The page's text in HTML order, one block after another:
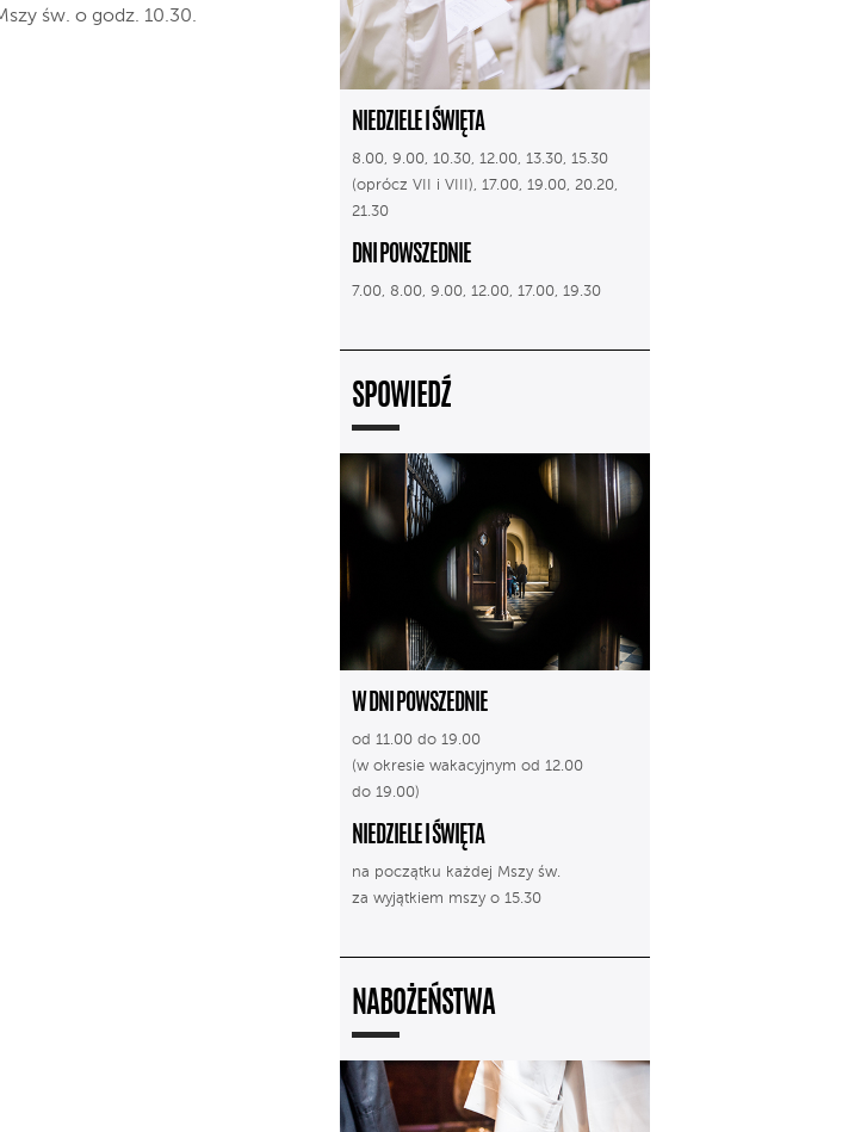
św. o godz. 10.30.
NIEDZIELE I ŚWIĘTA
8.00, 9.00, 10.30, 12.00, 13.30, 15.30
(oprócz VII i VIII), 17.00, 19.00, 20.20,
21.30
DNI POWSZEDNIE
7.00, 8.00, 9.00, 12.00, 17.00, 19.30
SPOWIEDŹ
W DNI POWSZEDNIE
od 11.00 do 19.00
(w okresie wakacyjnym od 12.00
do 19.00)
NIEDZIELE I ŚWIĘTA
na początku każdej Mszy św.
za wyjątkiem mszy o 15.30
NABOŻEŃSTWA